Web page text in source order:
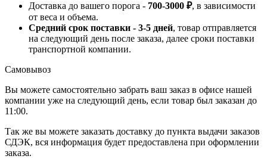
Доставка до вашего порога - 700-3000 ₽, в зависимости
от веса и объема.
Средний срок поставки - 3-5 дней, товар отправляется
на следующий день после заказа, далее сроки поставки
транспортной компании.
Самовывоз
Вы можете самостоятельно забрать ваш заказ в офисе нашей
компании уже на следующий день, если товар был заказан до
11:00.
Так же вы можете заказать доставку до пункта выдачи заказов
СДЭК, вся информация будет предоставлена при оформлении
заказа.